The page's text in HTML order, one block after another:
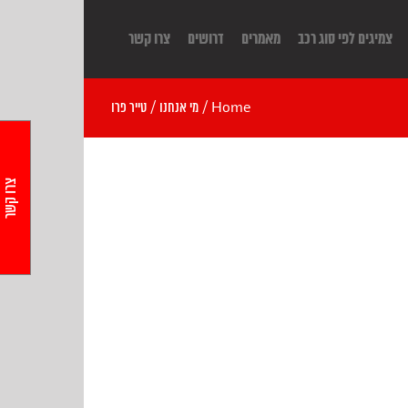
צמיגים לפי סוג רכב מאמרים דרושים צרו קשר
Home
/ מי אנחנו / טייר פרו
צרו קשר